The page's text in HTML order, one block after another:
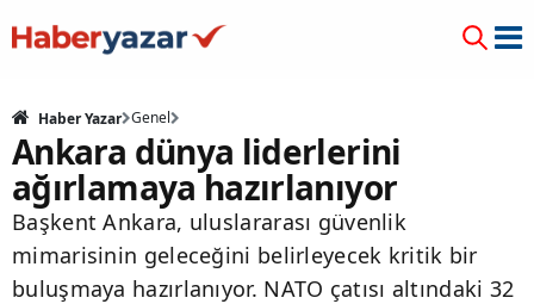
Haber Yazar Genel
Ankara dünya liderlerini
ağırlamaya hazırlanıyor
Başkent Ankara, uluslararası güvenlik
mimarisinin geleceğini belirleyecek kritik bir
buluşmaya hazırlanıyor. NATO çatısı altındaki 32